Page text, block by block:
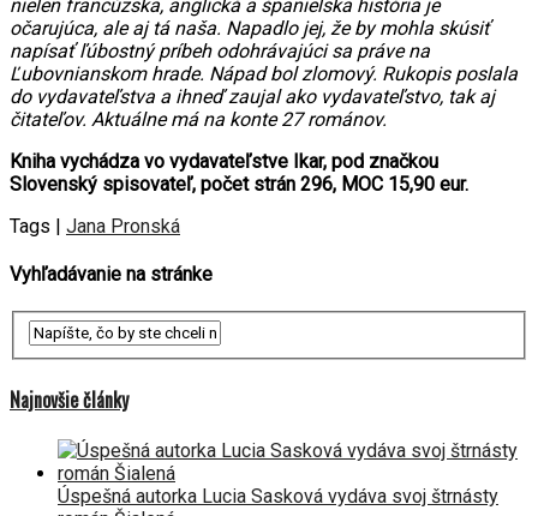
nielen francúzska, anglická a španielska história je
očarujúca, ale aj tá naša. Napadlo jej, že by mohla skúsiť
napísať ľúbostný príbeh odohrávajúci sa práve na
Ľubovnianskom hrade. Nápad bol zlomový. Rukopis poslala
do vydavateľstva a ihneď zaujal ako vydavateľstvo, tak aj
čitateľov. Aktuálne má na konte 27 románov.
Kniha vychádza vo vydavateľstve Ikar, pod značkou
Slovenský spisovateľ, počet strán 296, MOC 15,90 eur.
Tags | Jana Pronská
Vyhľadávanie na stránke
Najnovšie články
Úspešná autorka Lucia Sasková vydáva svoj štrnásty